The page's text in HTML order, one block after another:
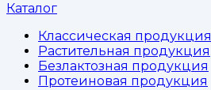
Каталог
Классическая продукция
Растительная продукция
Безлактозная продукция
Протеиновая продукция